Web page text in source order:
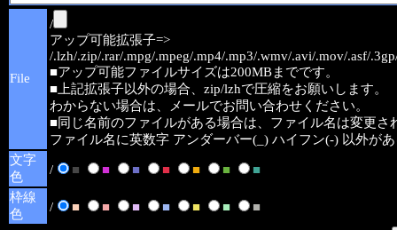
File
/
アップ可能拡張子=>
/.lzh/.zip/.rar/.mpg/.mpeg/.mp4/.mp3/.wmv/.avi/.mov/.asf/
■アップ可能ファイルサイズは200MBまでです。
■上記拡張子以外の場合、zip/lzhで圧縮をお願いします。
わからない場合は、メールでお問い合わせください。
■同じ名前のファイルがある場合は、ファイル名は変更さ
ファイル名に英数字 アンダーバー(_) ハイフン(-) 以外が
文字
色
/ ■ ■ ■ ■ ■ ■
■
枠線
色
/ ■ ■ ■ ■ ■ ■ ■